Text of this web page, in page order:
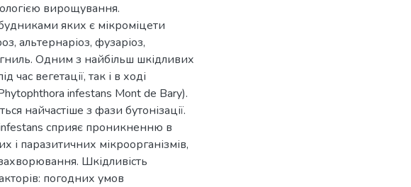
вирощування.
яких є мікроміцети
альтернаріоз, фузаріоз,
гниль. Одним з найбільш шкідливих
вегетації, так і в ході
infestans Mont de Bary).
найчастіше з фази бутонізації.
сприяє проникненню в
і паразитичних мікроорганізмів,
Шкідливість
погодних умов